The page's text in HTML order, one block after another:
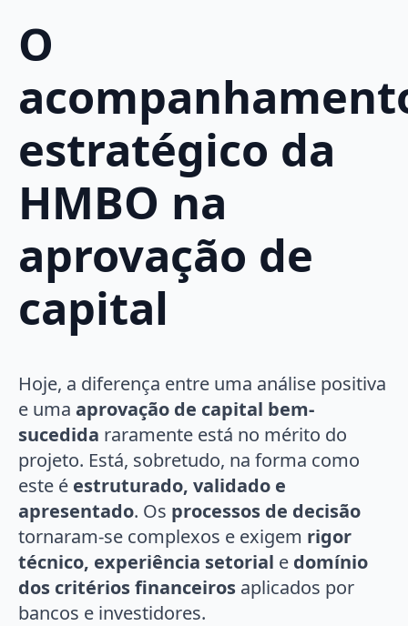
O
estratégico da
HMBO na
aprovação de
capital
Hoje, a diferença entre uma análise positiva
e uma aprovação de capital bem-
sucedida raramente está no mérito do
projeto. Está, sobretudo, na forma como
este é estruturado, validado e
apresentado. Os processos de decisão
tornaram-se complexos e exigem rigor
técnico, experiência setorial e domínio
dos critérios financeiros aplicados por
bancos e investidores.